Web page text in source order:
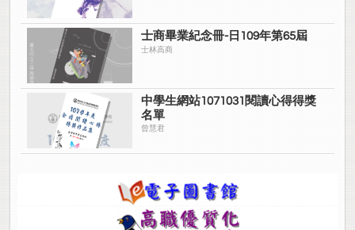
士商畢業紀念冊-日109年第65屆
士林高商
中學生網站1071031閱讀心得得獎
名單
曾慧君